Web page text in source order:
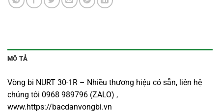
MÔ TẢ
Vòng bi NURT 30-1R – Nhiều thương hiệu có sẵn, liên hệ
chúng tôi 0968 989796 (ZALO) ,
www.https://bacdanvongbi.vn